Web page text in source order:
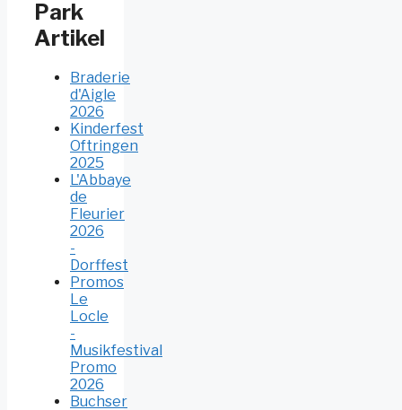
Park
Artikel
Braderie
d'Aigle
2026
Kinderfest
Oftringen
2025
L'Abbaye
de
Fleurier
2026
-
Dorffest
Promos
Le
Locle
-
Musikfestival
Promo
2026
Buchser